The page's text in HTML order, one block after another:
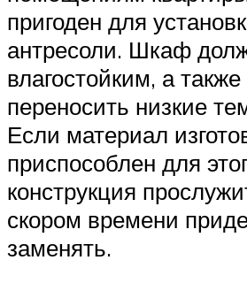
пригоден для
антресоли. Шкаф
влагостойким, а
переносить низкие
Если материал
приспособлен для
конструкция
скором времени
заменять.